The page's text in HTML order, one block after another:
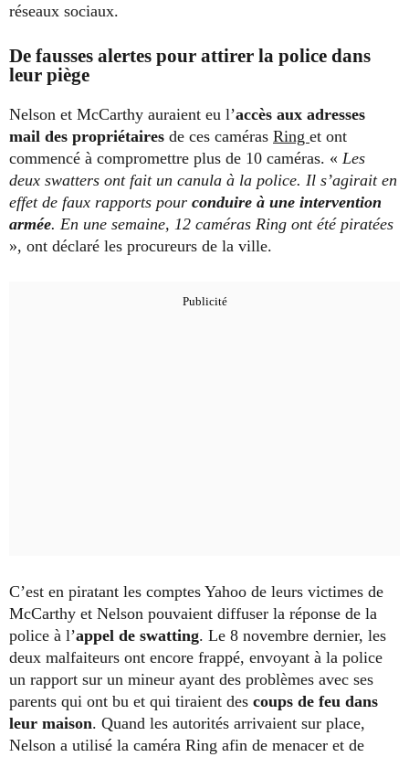
réseaux sociaux.
De fausses alertes pour attirer la police dans
leur piège
Nelson et McCarthy auraient eu l’accès aux adresses
mail des propriétaires de ces caméras Ring et ont
commencé à compromettre plus de 10 caméras. « Les
deux swatters ont fait un canula à la police. Il s’agirait en
effet de faux rapports pour conduire à une intervention
armée. En une semaine, 12 caméras Ring ont été piratées
», ont déclaré les procureurs de la ville.
C’est en piratant les comptes Yahoo de leurs victimes de
McCarthy et Nelson pouvaient diffuser la réponse de la
police à l’appel de swatting. Le 8 novembre dernier, les
deux malfaiteurs ont encore frappé, envoyant à la police
un rapport sur un mineur ayant des problèmes avec ses
parents qui ont bu et qui tiraient des coups de feu dans
leur maison. Quand les autorités arrivaient sur place,
Nelson a utilisé la caméra Ring afin de menacer et de